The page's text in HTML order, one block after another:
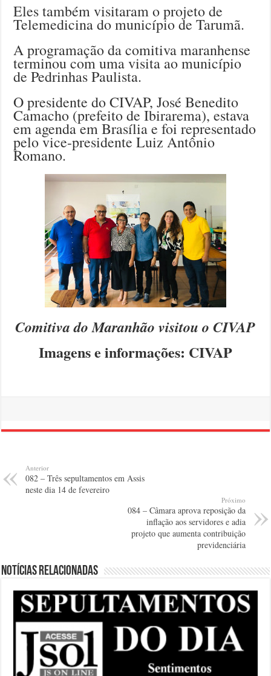
Eles também visitaram o projeto de
Telemedicina do município de Tarumã.
A programação da comitiva maranhense
terminou com uma visita ao município
de Pedrinhas Paulista.
O presidente do CIVAP, José Benedito
Camacho (prefeito de Ibirarema), estava
em agenda em Brasília e foi representado
pelo vice-presidente Luiz Antônio
Romano.
Comitiva do Maranhão visitou o CIVAP
Imagens e informações: CIVAP
Anterior
082 – Três sepultamentos em Assis
neste dia 14 de fevereiro
Próximo
084 – Câmara aprova reposição da
inflação aos servidores e adia
projeto que aumenta contribuição
previdenciária
Notícias relacionadas